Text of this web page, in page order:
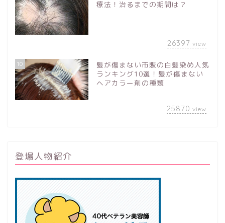
療法！治るまでの期間は？
26397 view
10
髪が傷まない市販の白髪染め人気
ランキング10選！髪が傷まない
ヘアカラー剤の種類
25870 view
登場人物紹介